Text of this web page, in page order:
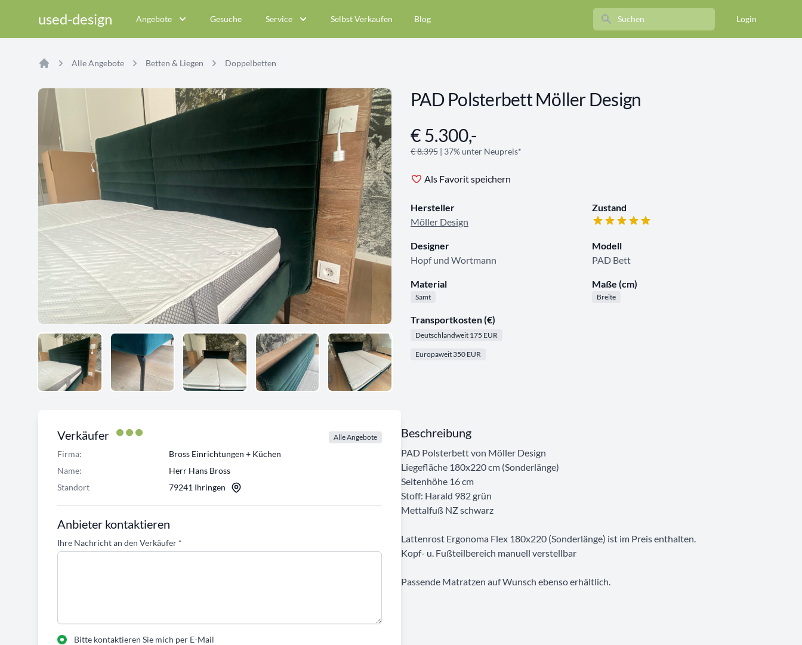
used-design Angebote Gesuche Service Selbst Verkaufen Blog Search Login
Alle Angebote Betten & Liegen Doppelbetten
PAD Polsterbett Möller Design
Angebotsinformationen
€ 5.300,-
€ 8.395 | 37% unter Neupreis*
Als Favorit speichern
Hersteller
Möller Design
Zustand
Designer
Hopf und Wortmann
Modell
PAD Bett
Material
Samt
Maße (cm)
Breite
Transportkosten (€)
Deutschlandweit 175 EUR
Europaweit 350 EUR
Verkäufer Alle Angebote
Firma:
Bross Einrichtungen + Küchen
Name:
Herr Hans Bross
Standort
79241 Ihringen
Anbieter kontaktieren
Ihre Nachricht an den Verkäufer *
Bitte kontaktieren Sie mich per E-Mail
Beschreibung
PAD Polsterbett von Möller Design
Liegefläche 180x220 cm (Sonderlänge)
Seitenhöhe 16 cm
Stoff: Harald 982 grün
Mettalfuß NZ schwarz
Lattenrost Ergonoma Flex 180x220 (Sonderlänge) ist im Preis enthalten.
Kopf- u. Fußteilbereich manuell verstellbar
Passende Matratzen auf Wunsch ebenso erhältlich.